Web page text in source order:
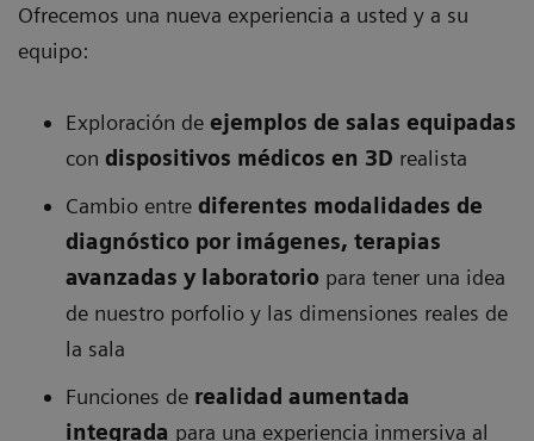
Ofrecemos una nueva experiencia a usted y a su
equipo:
Exploración de ejemplos de salas equipadas
con dispositivos médicos en 3D realista
Cambio entre diferentes modalidades de
diagnóstico por imágenes, terapias
avanzadas y laboratorio para tener una idea
de nuestro porfolio y las dimensiones reales de
la sala
Funciones de realidad aumentada
integrada para una experiencia inmersiva al